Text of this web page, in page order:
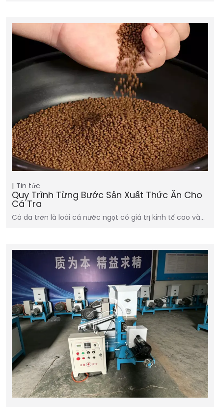
Tin tức
Quy Trình Từng Bước Sản Xuất Thức Ăn Cho
Cá Tra
Cá da trơn là loài cá nước ngọt có giá trị kinh tế cao và…